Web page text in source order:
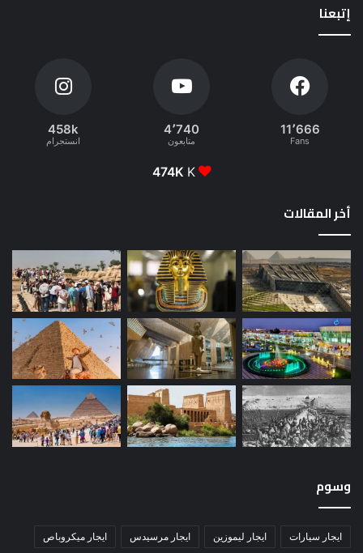
إتبعنا
11٬666
Fans
4٬740
متابعون
458k
انستجرام
474K K
أخر المقالات
وسوم
ايجار سيارات ايجار ليموزين ايجار مرسيدس ايجار ميكروباص